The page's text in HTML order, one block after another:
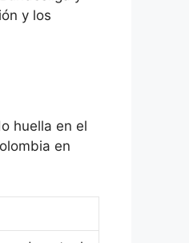
y los
huella en el
en